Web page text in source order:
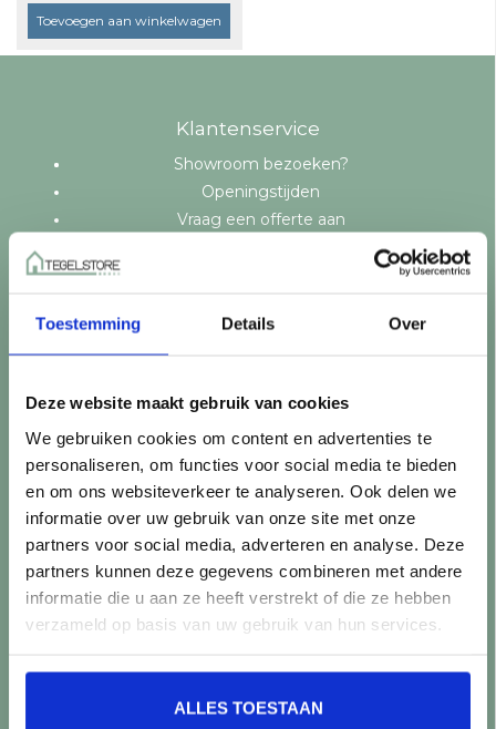
Toestemming Details Over
Deze website maakt gebruik van cookies
We gebruiken cookies om content en advertenties te
personaliseren, om functies voor social media te bieden
en om ons websiteverkeer te analyseren. Ook delen we
informatie over uw gebruik van onze site met onze
partners voor social media, adverteren en analyse. Deze
partners kunnen deze gegevens combineren met andere
informatie die u aan ze heeft verstrekt of die ze hebben
verzameld op basis van uw gebruik van hun services.
ALLES TOESTAAN
Toevoegen aan winkelwagen
Klantenservice
Showroom bezoeken?
Openingstijden
Vraag een offerte aan
Controle vóór verwerking
Garantie & klachten
Mix & Match
Klantenservice
Veelgestelde vragen
Over TegelStore.nl
Contact
Algemene voorwaarden
Privacy Policy
Producten
Alle producten